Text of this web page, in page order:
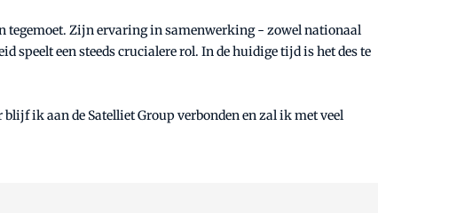
tegemoet. Zijn ervaring in samenwerking - zowel nationaal
een steeds crucialere rol. In de huidige tijd is het des te
ik aan de Satelliet Group verbonden en zal ik met veel